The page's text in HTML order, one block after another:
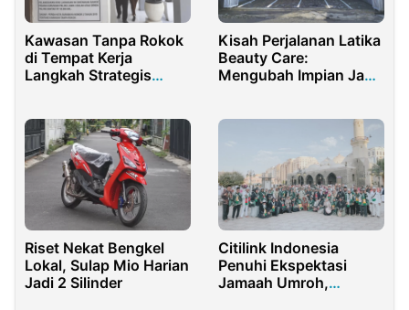
Kawasan Tanpa Rokok
di Tempat Kerja
Langkah Strategis
Kisah Perjalanan Latika
Beauty Care:
Mengubah Impian Jadi
Riset Nekat Bengkel
Lokal, Sulap Mio Harian
Jadi 2 Silinder
Citilink Indonesia
Penuhi Ekspektasi
Jamaah Umroh,